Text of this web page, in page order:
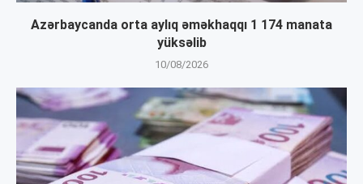
Azərbaycanda orta aylıq əməkhaqqı 1 174 manata
yüksəlib
10/08/2026